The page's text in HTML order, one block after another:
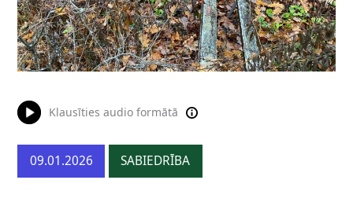
Klausīties audio formātā
09.01.2026 SABIEDRĪBA